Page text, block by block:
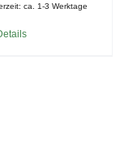
ca. 1-3 Werktage